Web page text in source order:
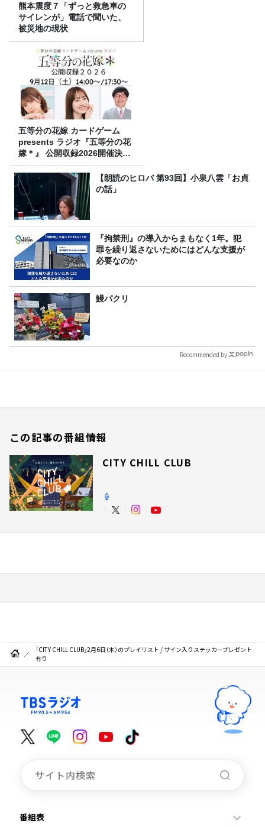
熊本震度７「ずっと救急車の
サイレンが」電話で聞いた、
被災地の現状
五等分の花嫁 カードゲーム
presents ラジオ『五等分の花
嫁＊』 公開収録2026開催決
定！
【朗読のヒロバ 第93回】小泉八雲「お貞
の話」
『拘禁刑』の導入からまもなく1年。犯
罪を繰り返さないためにはどんな支援が
必要なのか
鰻パクリ
Recommended by
この記事の番組情報
CITY CHILL CLUB
「CITY CHILL CLUB」2月6日（木）のプレイリスト / サイン入りステッカープレゼント
有り
番組表